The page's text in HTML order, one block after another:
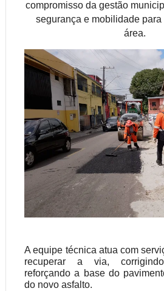
compromisso da gestão
segurança e mobilidade para
área.
A equipe técnica atua com
recuperar a via,
reforçando a base do
do novo asfalto.